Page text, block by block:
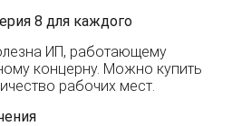
8 для каждого
ИП, работающему
концерну. Можно купить
рабочих мест.